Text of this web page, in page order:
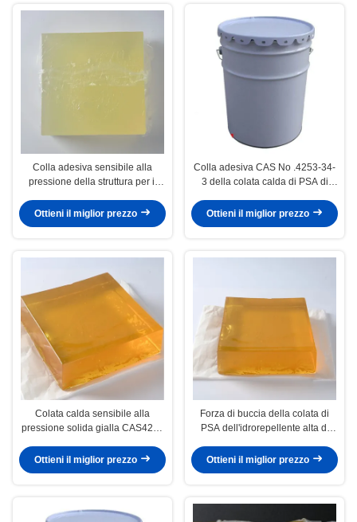
Colla adesiva sensibile alla
pressione della struttura per il
Ottieni il miglior prezzo
Colla adesiva CAS No .4253-34-
3 della colata calda di PSA di
della mosca
Ottieni il miglior prezzo
Colata calda sensibile alla
pressione solida gialla CAS4253
Ottieni il miglior prezzo
Forza di buccia della colata di
PSA dell'idrorepellente alta di
della carta
Ottieni il miglior prezzo